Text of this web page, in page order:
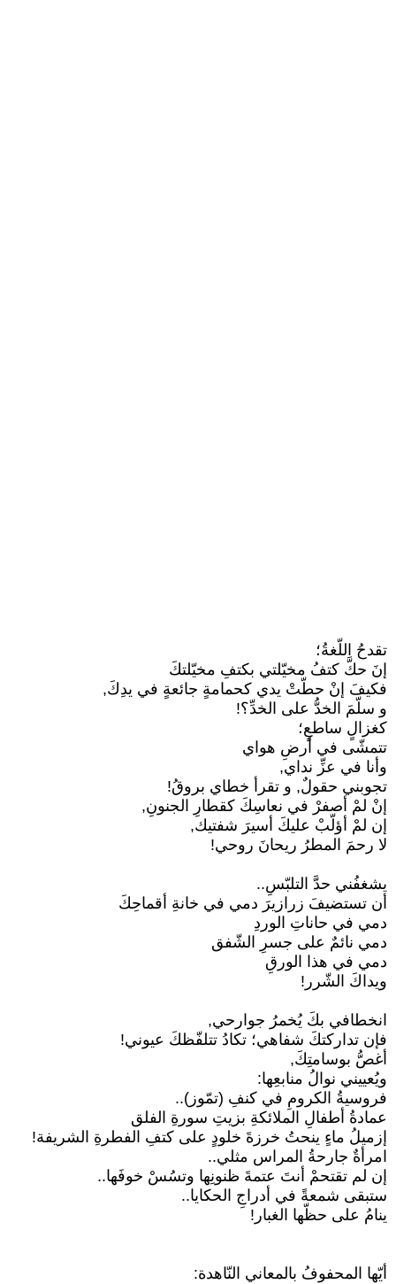
تقدحُ اللّغةُ؛
إنَ حكَّ كتفُ مخيّلتي بكتفِ مخيّلتكَ
فكيفَ إنْ حطّتْ يدي كحمامةٍ جائعةٍ في يدِكَ,
و سلّمَ الخدُّ على الخدِّ؟!
كغزالٍ ساطعٍ؛
تتمشّى في أرضِ هواي
وأنا في عزِّ نداي,
تجوبني حقولٌ, و تقرأ خطاي بروقُ!
إنْ لمْ أصفرْ في نعاسِكَ كقطارِ الجنونِ,
إن لمْ أؤلّبْ عليكَ أسيرَ شفتيك,
لا رحمَ المطرُ ريحانَ روحي!
يشغفُني حدَّ التلبّسِ..
أن تستضيفَ زرازيرَ دمي في خانةِ أقماحِكَ
دمي في حاناتِ الوردِ
دمي نائمٌ على جسرِ الشّفق
دمي في هذا الورقِ
ويداكَ الشّرر!
انخطافي بكَ يُخمرُ جوارحي,
فإن تداركتكَ شفاهي؛ تكادُ تتلفّظكَ عيوني!
أغصُّ بوسامتِكَ,
ويُعييني نوالُ منابعِها:
فروسيةُ الكرومِ في كنفِ (تمّوز)..
عمادةُ أطفالِ الملائكةِ بزيتِ سورةِ الفلق
إزميلُ ماءٍ ينحتُ خرزةَ خلودٍ على كتفِ الفطرةِ الشريفة!
امرأةٌ جارحةُ المراس مثلي..
إن لم تقتحمْ أنتَ عتمةَ ظنونِها وتسُسْ خوفَها..
ستبقى شمعةً في أدراجِ الحكايا..
ينامُ على حظّها الغبار!
أيّها المحفوفُ بالمعاني النّاهدة: